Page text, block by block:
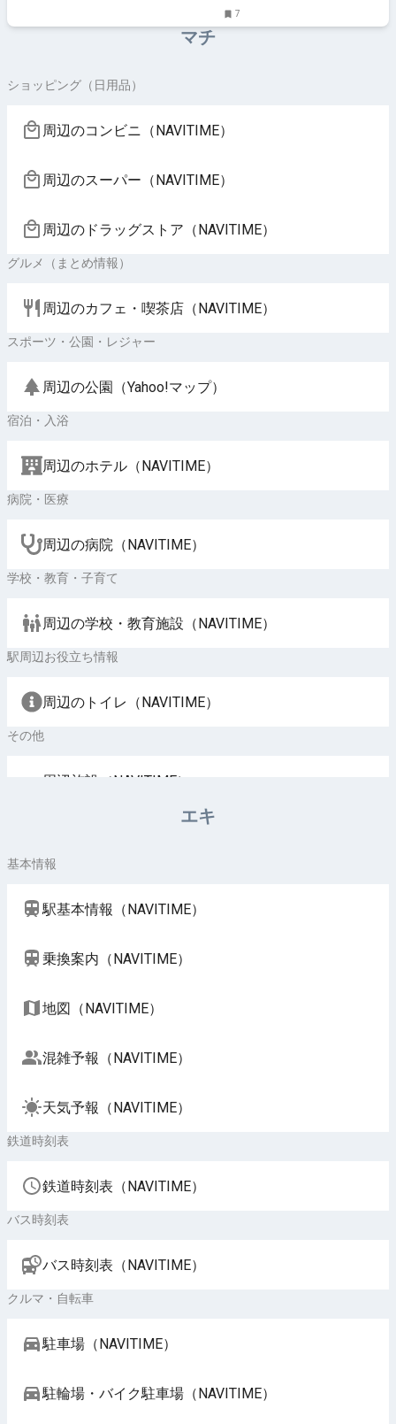
7
マチ
ショッピング（日用品）
周辺のコンビニ（NAVITIME）
周辺のスーパー（NAVITIME）
周辺のドラッグストア（NAVITIME）
グルメ（まとめ情報）
周辺のカフェ・喫茶店（NAVITIME）
スポーツ・公園・レジャー
周辺の公園（Yahoo!マップ）
宿泊・入浴
周辺のホテル（NAVITIME）
病院・医療
周辺の病院（NAVITIME）
学校・教育・子育て
周辺の学校・教育施設（NAVITIME）
駅周辺お役立ち情報
周辺のトイレ（NAVITIME）
その他
周辺施設（NAVITIME）
エキ
基本情報
駅基本情報（NAVITIME）
乗換案内（NAVITIME）
地図（NAVITIME）
混雑予報（NAVITIME）
天気予報（NAVITIME）
鉄道時刻表
鉄道時刻表（NAVITIME）
バス時刻表
バス時刻表（NAVITIME）
クルマ・自転車
駐車場（NAVITIME）
駐輪場・バイク駐車場（NAVITIME）